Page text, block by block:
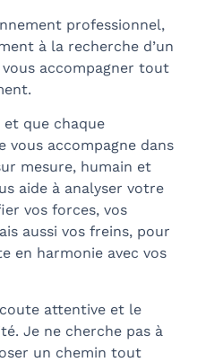
professionnel,
à la recherche d’un
accompagner tout
et que chaque
accompagne dans
mesure, humain et
aide à analyser votre
vos forces, vos
aussi vos freins, pour
en harmonie avec vos
attentive et le
Je ne cherche pas à
un chemin tout